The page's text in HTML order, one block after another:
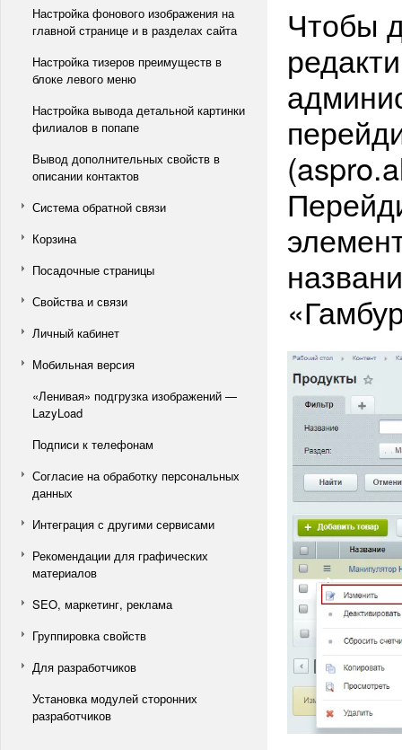
Настройка фонового изображения на
главной странице и в разделах сайта
Настройка тизеров преимуществ в
блоке левого меню
Настройка вывода детальной картинки
филиалов в попапе
Вывод дополнительных свойств в
описании контактов
Система обратной связи
Корзина
Посадочные страницы
Свойства и связи
Личный кабинет
Мобильная версия
«Ленивая» подгрузка изображений —
LazyLoad
Подписи к телефонам
Согласие на обработку персональных
данных
Интеграция с другими сервисами
Рекомендации для графических
материалов
SEO, маркетинг, реклама
Группировка свойств
Для разработчиков
Установка модулей сторонних
разработчиков
Чтобы